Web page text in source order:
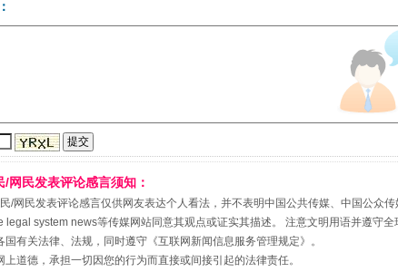
“刷贴”乱象丛生
/网民发表评论感言须知：
/网民发表评论感言仅供网友表达个人看法，并不表明中国公共传媒、中国公
legal system news等传媒网站同意其观点或证实其描述。 注意文明用语并遵守全
国有关法律、法规，同时遵守《互联网新闻信息服务管理规定》。
上道德，承担一切因您的行为而直接或间接引起的法律责任。